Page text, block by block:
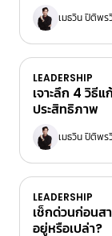
เมธวิน ปิติพ
LEADERSHIP
เจาะลึก 4 วิธี
ประสิทธิภาพ
เมธวิน ปิติพ
LEADERSHIP
เช็กด่วนก่อนส
อยู่หรือเปล่า?